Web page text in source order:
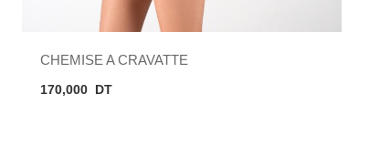
CHEMISE A CRAVATTE
170,000 DT